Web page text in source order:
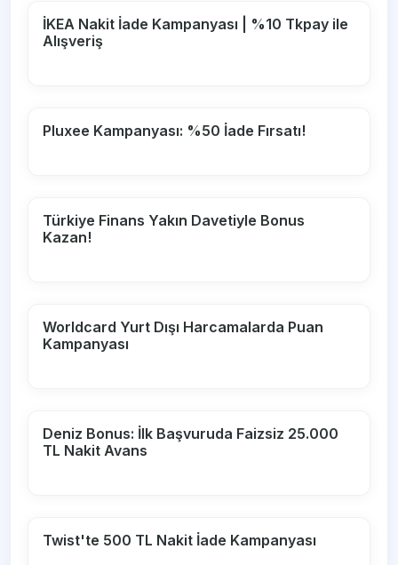
İKEA Nakit İade Kampanyası | %10 Tkpay ile
Alışveriş
Pluxee Kampanyası: %50 İade Fırsatı!
Türkiye Finans Yakın Davetiyle Bonus
Kazan!
Worldcard Yurt Dışı Harcamalarda Puan
Kampanyası
Deniz Bonus: İlk Başvuruda Faizsiz 25.000
TL Nakit Avans
Twist'te 500 TL Nakit İade Kampanyası